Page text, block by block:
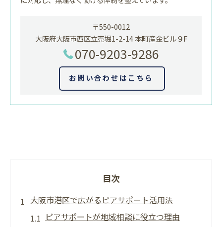
〒550-0012
大阪府大阪市西区立売堀1-2-14 本町産金ビル９F
070-9203-9286
お問い合わせはこちら
目次
大阪市港区で広がるピアサポート活用法
ピアサポートが地域相談に役立つ理由